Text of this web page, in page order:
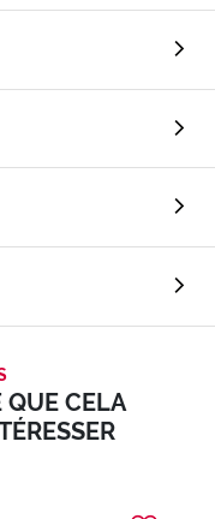
QUE CELA